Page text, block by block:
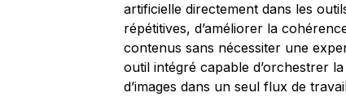
artificielle directement dans les
répétitives, d’améliorer la
contenus sans nécessiter une
outil intégré capable d’orchestrer
d’images dans un seul flux de